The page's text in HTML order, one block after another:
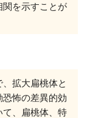
を示すことが
拡大扁桃体と
怖の差異的効
、扁桃体、特